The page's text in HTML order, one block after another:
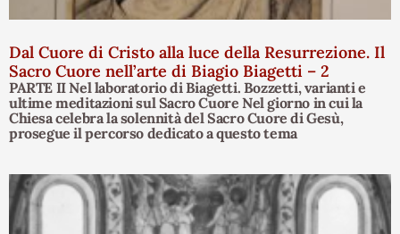
Dal Cuore di Cristo alla luce della Resurrezione. Il
Sacro Cuore nell’arte di Biagio Biagetti – 2
PARTE II Nel laboratorio di Biagetti. Bozzetti, varianti e
ultime meditazioni sul Sacro Cuore Nel giorno in cui la
Chiesa celebra la solennità del Sacro Cuore di Gesù,
prosegue il percorso dedicato a questo tema